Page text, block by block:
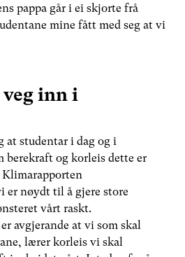
pappa går i ei skjorte frå
mine fått med seg at vi
inn i
at studentar i dag og i
berekraft og korleis dette er
er nøydt til å gjere store
vårt raskt.
avgjerande at vi som skal
lærer korleis vi skal